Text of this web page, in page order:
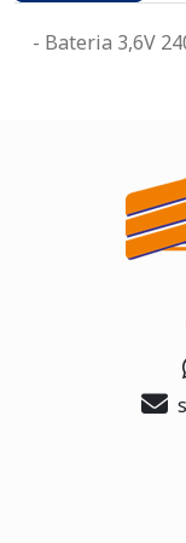
- Bateria 3,6V